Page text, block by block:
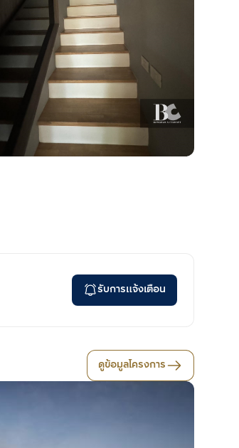
รับการแจ้งเตือน
ดูข้อมูลโครงการ